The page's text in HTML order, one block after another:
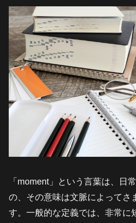
「moment」という言葉は、日
の、その意味は文脈によってさ
す。一般的な定義では、非常に